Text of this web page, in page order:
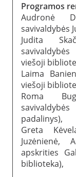
Programos
Audronė
savivaldybės
Judita
viešoji
Laima
viešoji
Roma
padalinys),
Greta
Juzėnienė,
apskrities
biblioteka),